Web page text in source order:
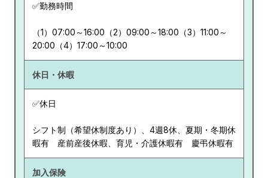
✅勤務時間
（1）07:00～16:00（2）09:00～18:00（3）11:00～
20:00（4）17:00～10:00
休日・休暇
✅休日
シフト制（希望休制度あり）、4週8休、夏期・冬期休
暇有 産前産後休暇、育児・介護休暇有 慶弔休暇有
加入保険